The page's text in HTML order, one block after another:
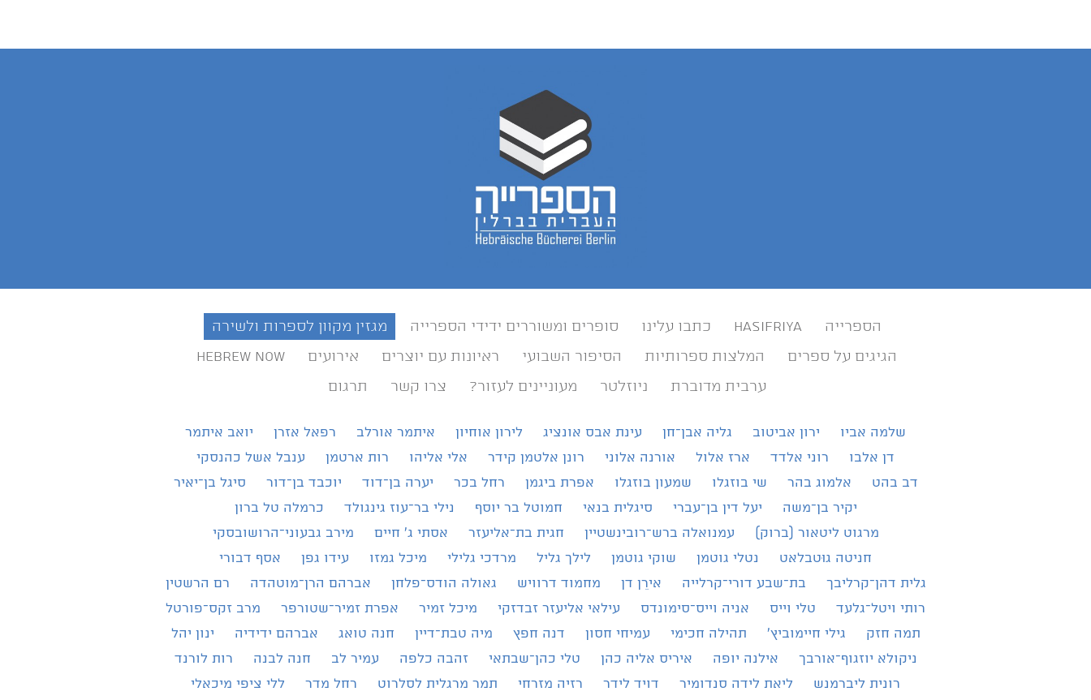
הספרייה HASIFRIYA כתבו עלינו סופרים ומשוררים ידידי הספרייה
מגזין מקוון לספרות ולשירה
הגיגים על ספרים
המלצות ספרותיות הסיפור השבועי ראיונות עם יוצרים אירועים
Hebrew Now
ערבית מדוברת
ניוזלטר מעוניינים לעזור? צרו קשר תרגום
שלמה אביו ירון אביטוב גליה אבן־חן עינת אבס אונציג לירון אוחיון איתמר אורלב רפאל אזרן
יואב איתמר
דן אלבו
רוני אלדד ארז אלול אורנה אלוני רונן אלטמן קידר אלי אליהו רות ארטמן
ענבל אשל כהנסקי
דב בהט
אלמוג בהר שי בוזגלו שמעון בוזגלו אפרת ביגמן רחל בכר יערה בן־דוד יוכבד בן־דור
סיגל בן־יאיר
יקיר בן־משה
יעל דין בן־עברי סיגלית בנאי חמוטל בר יוסף נילי בר־עוז גינגולד
כרמלה טל ברון
מרגוט ליטאור (ברוק)
עמנואלה ברש־רובינשטיין חגית בת־אליעזר אסתי ג׳ חיים
מירב גבעוני־הרושובסקי
חניטה גוּטבלאט
נטלי גוטמן שוקי גוטמן לילך גליל מרדכי גלילי מיכל גמזו עידו גפן
אסף דבורי
גלית דהן־קרליבך
בת־שבע דורי־קרלייה אירֵן דן מחמוד דרוויש גאולה הודס־פלחן אברהם הרן־מוטהדה
רם הרשטין
רותי ויטל־גלעד
טלי וייס אניה וייס־סימונדס עילאי אליעזר זבדזקי מיכל זמיר אפרת זמיר־שטורפר
מרב זקס־פורטל
תמה חזק
גילי חיימוביץ' תהילה חכימי עמיחי חסון דנה חפץ מיה טבת־דיין חנה טואג אברהם ידידיה
ינון יהל
ניקולא יוזגוף־אורבך
אילנה יופה איריס אליה כהן טלי כהן־שבתאי זהבה כלפה עמיר לב חנה לבנה
רות לורנד
רונית ליברמנש
ליאת לידה סנדומיר דויד לידר רזיה מזרחי תמר מרגלית לסלרוט רחל מדר
ללי ציפי מיכאלי